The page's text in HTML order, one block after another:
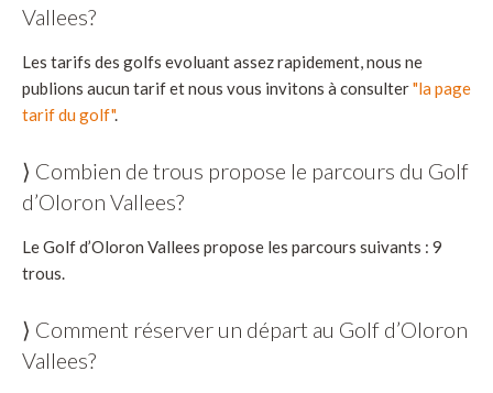
Vallees?
Les tarifs des golfs evoluant assez rapidement, nous ne
publions aucun tarif et nous vous invitons à consulter"la page
tarif du golf".
⟩ Combien de trous propose le parcours du Golf
d’Oloron Vallees?
Le Golf d’Oloron Vallees propose les parcours suivants : 9
trous.
⟩ Comment réserver un départ au Golf d’Oloron
Vallees?